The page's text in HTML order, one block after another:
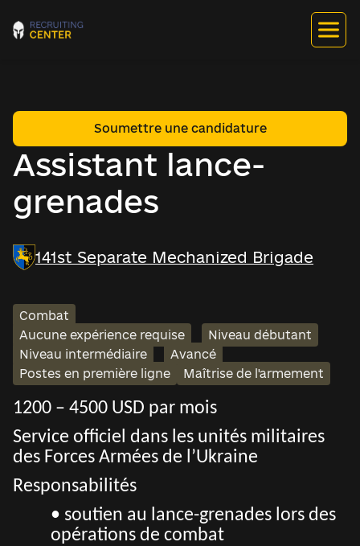
Assistant lance-
grenades
Soumettre une candidature
141st Separate Mechanized Brigade
Combat
Aucune expérience requise
Niveau débutant
Niveau intermédiaire
Avancé
Postes en première ligne
Maîtrise de l'armement
1200 – 4500 USD par mois
Service officiel dans les unités militaires
des Forces Armées de l’Ukraine
Responsabilités
• soutien au lance-grenades lors des
opérations de combat